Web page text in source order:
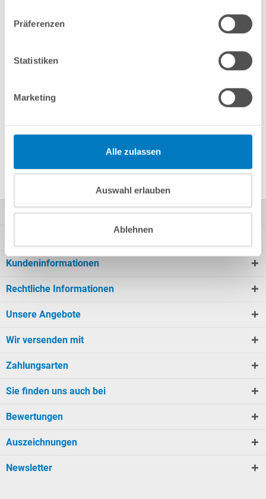
Präferenzen
Statistiken
Marketing
Alle zulassen
Auswahl erlauben
Ablehnen
Anfrageformular
Produktbeschreibung
Herstellerangaben
Kontakt
Kundeninformationen
Rechtliche Informationen
Unsere Angebote
Wir versenden mit
Zahlungsarten
Sie finden uns auch bei
Bewertungen
Auszeichnungen
Newsletter